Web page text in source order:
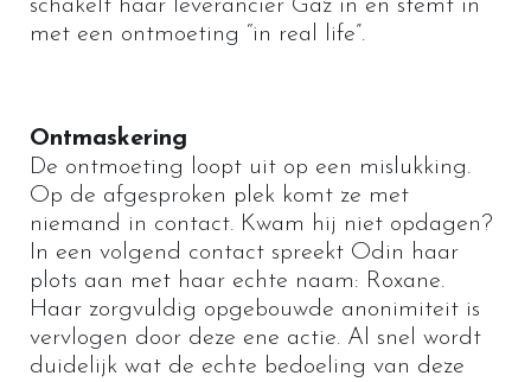
schakelt haar leverancier Gaz in en stemt in
met een ontmoeting “in real life”.
Ontmaskering
De ontmoeting loopt uit op een mislukking.
Op de afgesproken plek komt ze met
niemand in contact. Kwam hij niet opdagen?
In een volgend contact spreekt Odin haar
plots aan met haar echte naam: Roxane.
Haar zorgvuldig opgebouwde anonimiteit is
vervlogen door deze ene actie. Al snel wordt
duidelijk wat de echte bedoeling van deze